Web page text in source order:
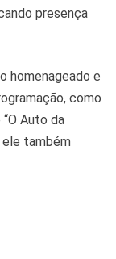
presença
homenageado e
como
Auto da
ele também